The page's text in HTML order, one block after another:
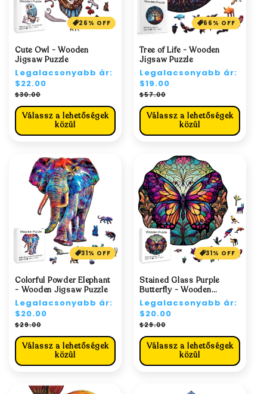
26% OFF
Cute Owl - Wooden
Jigsaw Puzzle
Normál
ár
Legalacsonyabb ár:
$22.00
Akciós
ár
$30.00
Válassz a lehetőségek
közül
66% OFF
Tree of Life - Wooden
Jigsaw Puzzle
Normál
ár
Legalacsonyabb ár:
$19.00
Akciós
ár
$57.00
Válassz a lehetőségek
közül
31% OFF
Colorful Powder Elephant
- Wooden Jigsaw Puzzle
Normál
ár
Legalacsonyabb ár:
$20.00
Akciós
ár
$29.00
Válassz a lehetőségek
közül
31% OFF
Stained Glass Purple
Butterfly - Wooden
Jigsaw Puzzle
Normál
ár
Legalacsonyabb ár:
$20.00
Akciós
ár
$29.00
Válassz a lehetőségek
közül